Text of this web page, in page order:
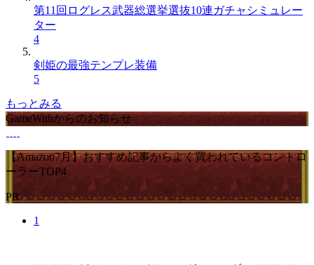
第11回ログレス武器総選挙選抜10連ガチャシミュレー
ター
4
剣姫の最強テンプレ装備
5
もっとみる
GameWithからのお知らせ
【Amazon7月】おすすめ記事からよく買われているコントロ
ーラーTOP4
PR
1